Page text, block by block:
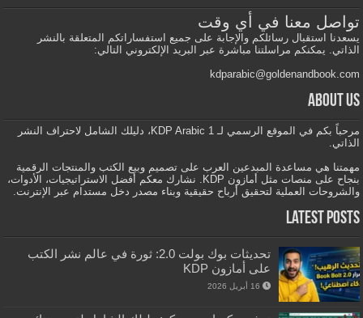
تواصل معنا في أي وقت
يسعدنا استقبال رسائلكم والإجابة على جميع استفساراتكم المتعلقة بالنشر
الذاتي. يمكنكم مراسلتنا مباشرة عبر البريد الإلكتروني التالي:
kdparabic@goldenandbook.com
About us
مرحباً بكم في الموقع الرسمي لـ KDP Arabic 1، دليلك الشامل لاحتراف النشر
الذاتي.
مهمتنا هي مساعدة المبدعين العرب على تصميم وبيع الكتب والمنتجات الرقمية
بنجاح على منصات مثل أمازون KDP. نشارك معكم أفضل الاستراتيجيات، الأدوات،
والشروحات العملية لتحقيق أرباح حقيقية وبناء مصدر دخل مستدام عبر الإنترنت.
Latest Posts
تحديثات بوك بولت 2.0: ثورة في عالم نشر الكتب
على أمازون KDP
16 أبريل 2026